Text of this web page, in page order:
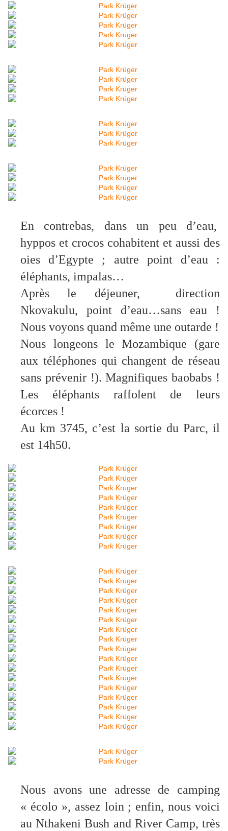
En contrebas, dans un peu d’eau,
hyppos et crocos cohabitent et aussi des
oies d’Egypte ; autre point d’eau :
éléphants, impalas…
Après le déjeuner, direction
Nkovakulu, point d’eau…sans eau !
Nous voyons quand même une outarde !
Nous longeons le Mozambique (gare
aux téléphones qui changent de réseau
sans prévenir !). Magnifiques baobabs !
Les éléphants raffolent de leurs
écorces !
Au km 3745, c’est la sortie du Parc, il
est 14h50.
Nous avons une adresse de camping
« écolo », assez loin ; enfin, nous voici
au Nthakeni Bush and River Camp, très